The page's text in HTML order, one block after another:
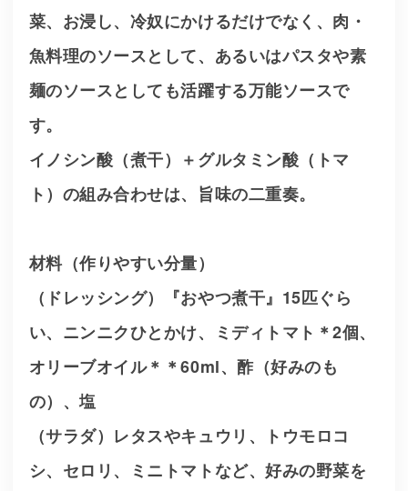
菜、お浸し、冷奴にかけるだけでなく、肉・
魚料理のソースとして、あるいはパスタや素
麺のソースとしても活躍する万能ソースで
す。
イノシン酸（煮干）＋グルタミン酸（トマ
ト）の組み合わせは、旨味の二重奏。
材料（作りやすい分量）
（ドレッシング）『おやつ煮干』15匹ぐら
い、ニンニクひとかけ、ミディトマト＊2個、
オリーブオイル＊＊60ml、酢（好みのも
の）、塩
（サラダ）レタスやキュウリ、トウモロコ
シ、セロリ、ミニトマトなど、好みの野菜を